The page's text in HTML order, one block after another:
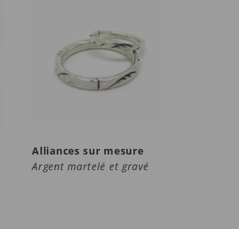
Alliances sur mesure
Argent martelé et gravé